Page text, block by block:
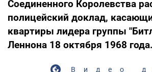
Соединенного Королевства
полицейский доклад,
квартиры лидера группы
Леннона 18 октября 1968 года.
Видео